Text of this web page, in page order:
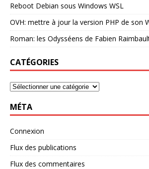
Reboot Debian sous Windows WSL
OVH: mettre à jour la version PHP de son
Roman: les Odysséens de Fabien
CATÉGORIES
MÉTA
Connexion
Flux des publications
Flux des commentaires